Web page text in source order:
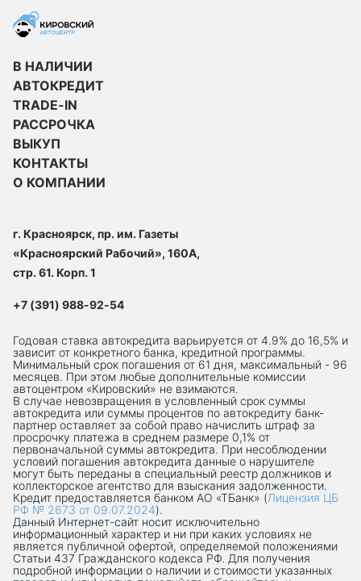
В НАЛИЧИИ
АВТОКРЕДИТ
TRADE-IN
РАССРОЧКА
ВЫКУП
КОНТАКТЫ
О КОМПАНИИ
г. Красноярск, пр. им. Газеты
«Красноярский Рабочий», 160А,
стр. 61. Корп. 1
+7 (391) 988-92-54
Годовая ставка автокредита варьируется от 4.9% до 16,5% и
зависит от конкретного банка, кредитной программы.
Минимальный срок погашения от 61 дня, максимальный - 96
месяцев. При этом любые дополнительные комиссии
автоцентром «Кировский» не взимаются.
В случае невозвращения в условленный срок суммы
автокредита или суммы процентов по автокредиту банк-
партнер оставляет за собой право начислить штраф за
просрочку платежа в среднем размере 0,1% от
первоначальной суммы автокредита. При несоблюдении
условий погашения автокредита данные о нарушителе
могут быть переданы в специальный реестр должников и
коллекторское агентство для взыскания задолженности.
Кредит предоставляется банком АО «ТБанк» (Лицензия ЦБ
РФ № 2673 от 09.07.2024).
Данный Интернет-сaйт носит исключительно
информационный характер и ни при каких условиях не
является публичной офертой, определяемой положениями
Статьи 437 Гражданского кодекса РФ. Для получения
подробной информации о наличии и стоимости указанных